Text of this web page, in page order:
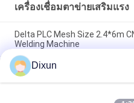
เครื่องเชื่อมตาข่ายเสริมแรง
Delta PLC Mesh Size 2.4*6m
Welding Machine
Mesh Size 200*200mm Mesh
Reinforcing Mesh Welding
Dixun